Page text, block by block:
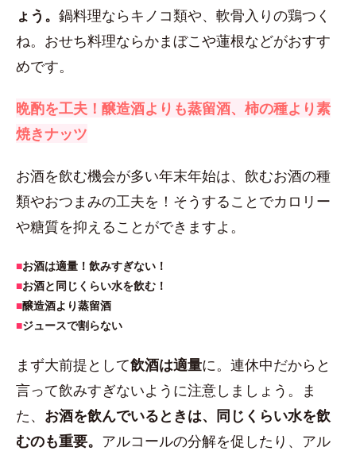
ょう。 鍋料理ならキノコ類や、軟骨入りの鶏つく
ね。おせち料理ならかまぼこや蓮根などがおすす
めです。
晩酌を工夫！醸造酒よりも蒸留酒、柿の種より素
焼きナッツ
お酒を飲む機会が多い年末年始は、飲むお酒の種
類やおつまみの工夫を！そうすることでカロリー
や糖質を抑えることができますよ。
■お酒は適量！飲みすぎない！
■お酒と同じくらい水を飲む！
■醸造酒より蒸留酒
■ジュースで割らない
まず大前提として飲酒は適量に。連休中だからと
言って飲みすぎないように注意しましょう。ま
た、 お酒を飲んでいるときは、同じくらい水を飲
むのも重要。 アルコールの分解を促したり、アル